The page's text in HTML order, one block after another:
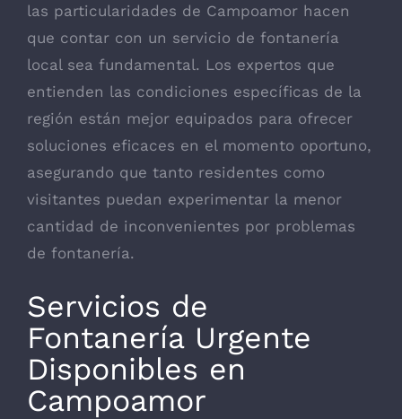
las particularidades de Campoamor hacen
que contar con un servicio de fontanería
local sea fundamental. Los expertos que
entienden las condiciones específicas de la
región están mejor equipados para ofrecer
soluciones eficaces en el momento oportuno,
asegurando que tanto residentes como
visitantes puedan experimentar la menor
cantidad de inconvenientes por problemas
de fontanería.
Servicios de
Fontanería Urgente
Disponibles en
Campoamor